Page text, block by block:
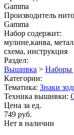
Gamma
Производитель
Gamma
Набор содержит:
мулине,канва,
схема, инструкция
Раздел:
Вышивка > Наборы
Категории:
Тематика: Знаки
Техника вышивки:
Цена за ед.
749 руб.
Нет в наличии